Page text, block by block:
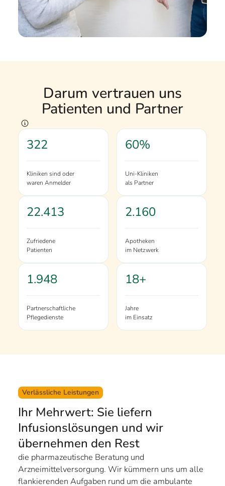
Darum vertrauen uns
Patienten und Partner
322
Kliniken sind oder
waren Anmelder
60%
Uni-Kliniken
als Partner
22.413
Zufriedene
Patienten
2.160
Apotheken
im Netzwerk
1.948
Partnerschaftliche
Pflegedienste
18+
Jahre
im Einsatz
Verlässliche Leistungen
Ihr Mehrwert: Sie liefern
Infusions­lösungen und wir
übernehmen den Rest
die pharmazeutische Beratung und
Arzneimittelversorgung. Wir kümmern uns um alle
flankierenden Aufgaben rund um die ambulante